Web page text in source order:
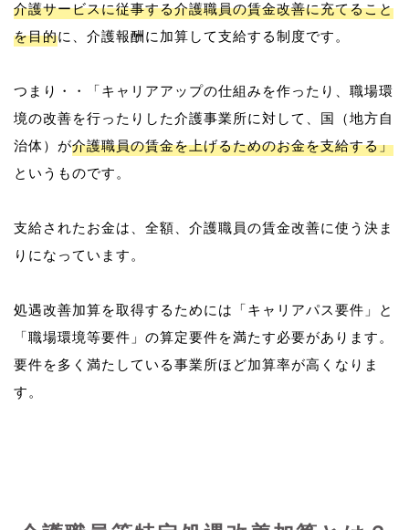
介護サービスに従事する介護職員の賃金改善に充てること
を目的に、介護報酬に加算して支給する制度です。
つまり・・「キャリアアップの仕組みを作ったり、職場環
境の改善を行ったりした介護事業所に対して、国（地方自
治体）が介護職員の賃金を上げるためのお金を支給する」
というものです。
支給されたお金は、全額、介護職員の賃金改善に使う決ま
りになっています。
処遇改善加算を取得するためには「キャリアパス要件」と
「職場環境等要件」の算定要件を満たす必要があります。
要件を多く満たしている事業所ほど加算率が高くなりま
す。